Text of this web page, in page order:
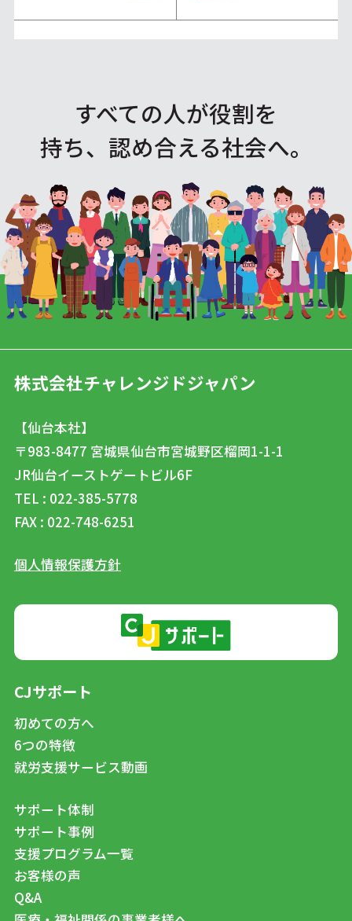
すべての人が役割を
持ち、認め合える社会へ。
株式会社チャレンジドジャパン
【仙台本社】
〒983-8477 宮城県仙台市宮城野区榴岡1-1-1
JR仙台イーストゲートビル6F
TEL : 022-385-5778
FAX : 022-748-6251
個人情報保護方針
CJサポート
初めての方へ
6つの特徴
就労支援サービス動画
サポート体制
サポート事例
支援プログラム一覧
お客様の声
Q&A